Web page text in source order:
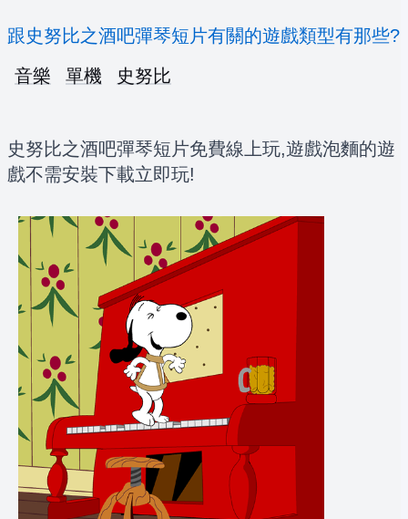
跟史努比之酒吧彈琴短片有關的遊戲類型有那些?
音樂
單機 史努比
史努比之酒吧彈琴短片免費線上玩,遊戲泡麵的遊
戲不需安裝下載立即玩!